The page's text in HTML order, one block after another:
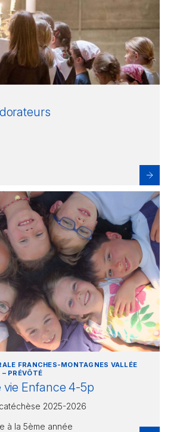
FRANCHES-MONTAGNES VALLÉE
– PRÉVÔTÉ
vie Enfance 4-5p
2025-2026
à la 5ème année